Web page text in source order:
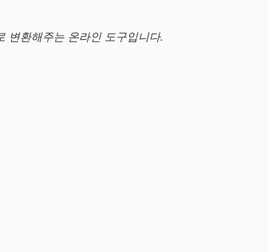
변환해주는 온라인 도구입니다.